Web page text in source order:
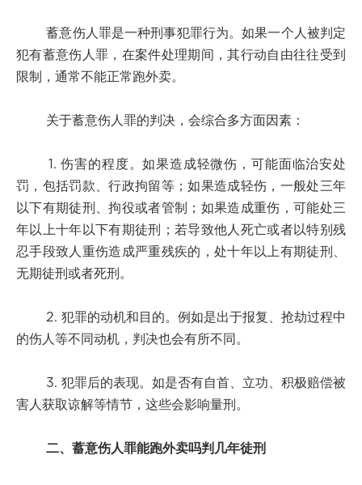
蓄意伤人罪是一种刑事犯罪行为。如果一个人被判定
犯有蓄意伤人罪，在案件处理期间，其行动自由往往受到
限制，通常不能正常跑外卖。
关于蓄意伤人罪的判决，会综合多方面因素：
1. 伤害的程度。如果造成轻微伤，可能面临治安处
罚，包括罚款、行政拘留等；如果造成轻伤，一般处三年
以下有期徒刑、拘役或者管制；如果造成重伤，可能处三
年以上十年以下有期徒刑；若导致他人死亡或者以特别残
忍手段致人重伤造成严重残疾的，处十年以上有期徒刑、
无期徒刑或者死刑。
2. 犯罪的动机和目的。例如是出于报复、抢劫过程中
的伤人等不同动机，判决也会有所不同。
3. 犯罪后的表现。如是否有自首、立功、积极赔偿被
害人获取谅解等情节，这些会影响量刑。
二、蓄意伤人罪能跑外卖吗判几年徒刑